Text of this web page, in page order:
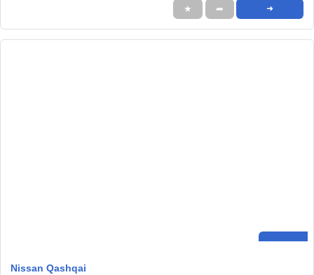
★ ➦ ➜
Nissan Qashqai